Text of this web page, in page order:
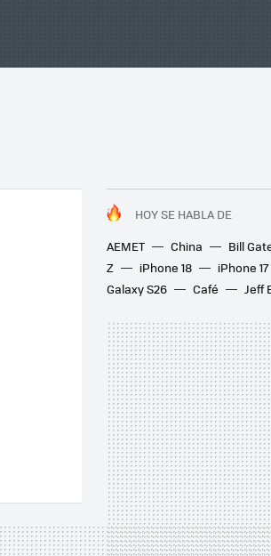
HOY SE HABLA DE
AEMET
China Bill
Z
iPhone 18 iPhone 17
Galaxy S26
Café Jeff